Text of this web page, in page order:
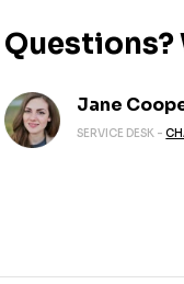
Questions?
Jane
SERVICE DESK -